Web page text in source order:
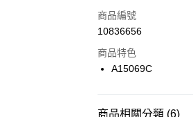
合作金庫商業銀行
華南商業銀行
上海商業儲蓄銀行
國泰世華商業銀行
聯邦商業銀行
LINE Pay
Apple Pay
商品編號
10836656
商品特色
A15069C
商品相關分類 (6)